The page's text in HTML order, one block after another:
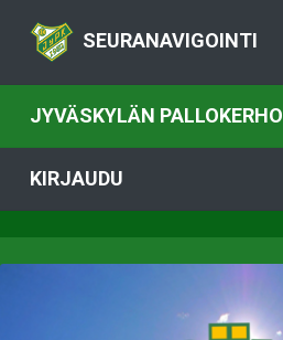
SEURANAVIGOINTI
JYVÄSKYLÄN PALLOKERHO
KIRJAUDU